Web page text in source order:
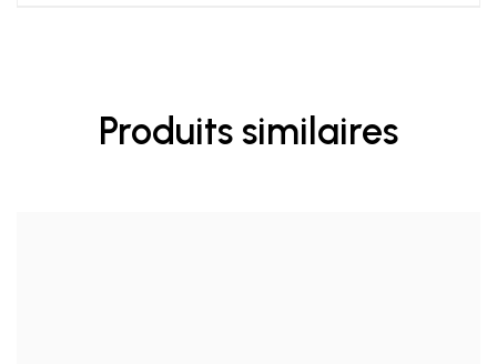
Produits similaires